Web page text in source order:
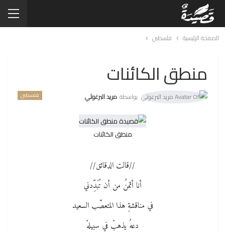
الصفحة الرئيسية فلسطين
منطق الكائنات
فلسطين بواسطة مريد البرغوثي
منطق الكائنات
//قالت الدقائق//
أنا أثمنُ من أن تُبَدِّدني
في مناقشةِ هذا المتعصّب السعيد
دعهُ يذهبْ في سبيلهْ